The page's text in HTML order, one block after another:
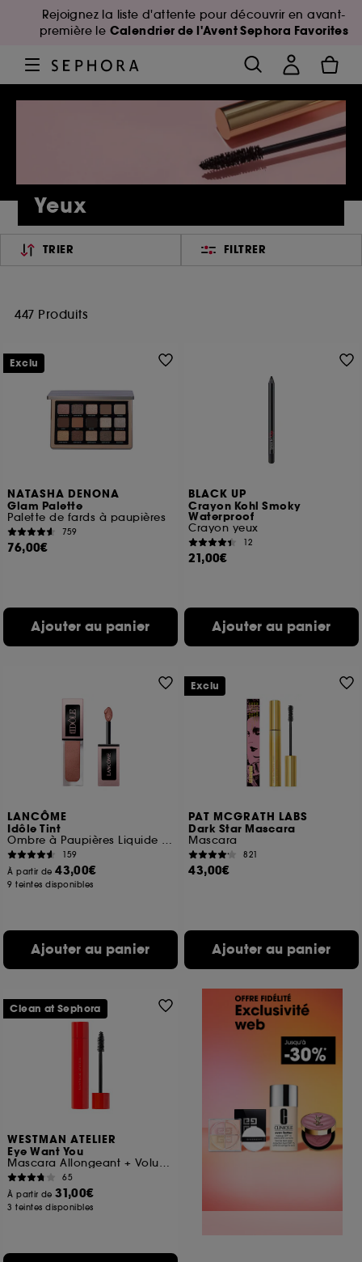
Rejoignez la liste d'attente pour découvrir en avant-
première le Calendrier de l'Avent Sephora Favorites
Yeux
TRIER FILTRER
447 Produits
NATASHA DENONA
Glam Palette
Palette de fards à paupières
759
76,00€
Ajouter au panier
Exclu
BLACK UP
Crayon Kohl Smoky
Waterproof
Crayon yeux
12
21,00€
Ajouter au panier
LANCÔME
Idôle Tint
Ombre à Paupières Liquide Multi-usage
159
À partir de43,00€
9 teintes disponibles
Ajouter au panier
PAT MCGRATH LABS
Dark Star Mascara
Mascara
821
43,00€
Ajouter au panier
Exclu
WESTMAN ATELIER
Eye Want You
Mascara Allongeant + Voluminsant
65
À partir de31,00€
3 teintes disponibles
Clean at Sephora